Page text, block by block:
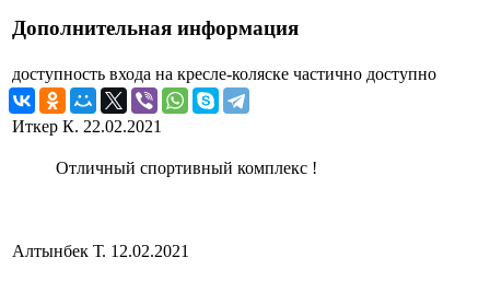
Дополнительная информация
доступность входа на кресле-коляске частично доступно
Иткер К. 22.02.2021
Отличный спортивный комплекс !
Алтынбек Т. 12.02.2021